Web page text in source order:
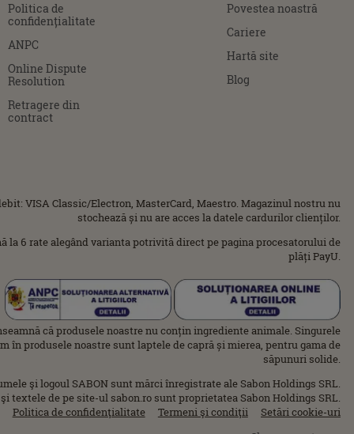
Politica de
confidențialitate
ANPC
Online Dispute
Resolution
Retragere din
contract
Povestea noastră
Cariere
Hartă site
Blog
VISA Classic/Electron, MasterCard, Maestro. Magazinul nostru nu
stochează și nu are acces la datele cardurilor clienților.
6 rate alegând varianta potrivită direct pe pagina procesatorului de
plăți PayU.
că produsele noastre nu conțin ingrediente animale. Singurele
în produsele noastre sunt laptele de capră și mierea, pentru gama de
săpunuri solide.
şi logoul SABON sunt mărci înregistrate ale Sabon Holdings SRL.
textele de pe site-ul sabon.ro sunt proprietatea Sabon Holdings SRL.
Politica de confidenţialitate
Termeni şi condiţii
Setări cookie-uri